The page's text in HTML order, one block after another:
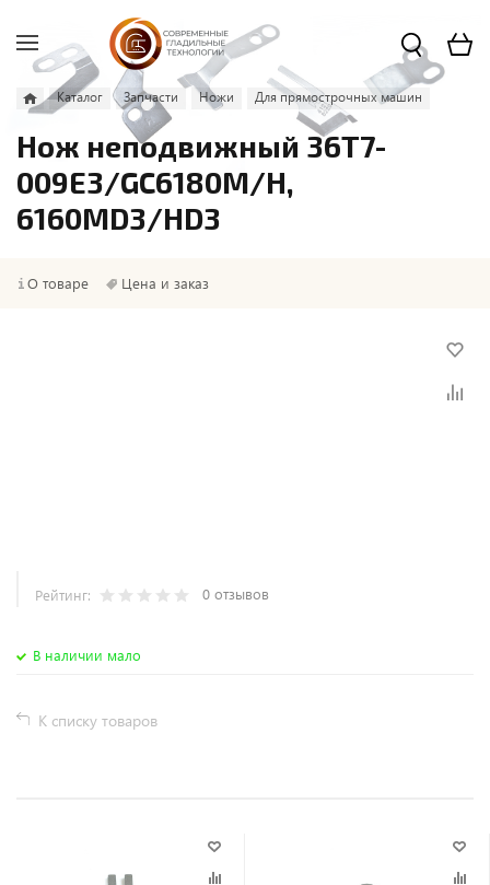
Каталог Запчасти Ножи Для прямострочных машин
Нож неподвижный 36T7-
009E3/GC6180M/H,
6160MD3/HD3
О товаре Цена и заказ
Рейтинг: 0 отзывов
В наличии мало
К списку товаров